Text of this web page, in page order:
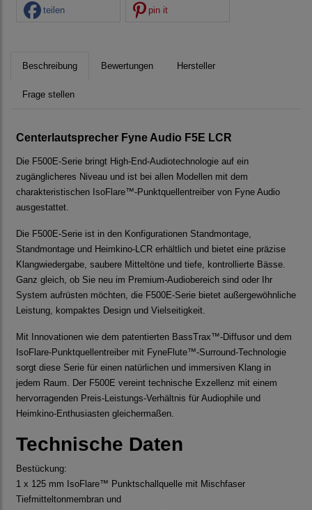
teilen pin it
Beschreibung Bewertungen Hersteller
Frage stellen
Centerlautsprecher Fyne Audio F5E LCR
Die F500E-Serie bringt High-End-Audiotechnologie auf ein
zugänglicheres Niveau und ist bei allen Modellen mit dem
charakteristischen IsoFlare™-Punktquellentreiber von Fyne Audio
ausgestattet.
Die F500E-Serie ist in den Konfigurationen Standmontage,
Standmontage und Heimkino-LCR erhältlich und bietet eine präzise
Klangwiedergabe, saubere Mitteltöne und tiefe, kontrollierte Bässe.
Ganz gleich, ob Sie neu im Premium-Audiobereich sind oder Ihr
System aufrüsten möchten, die F500E-Serie bietet außergewöhnliche
Leistung, kompaktes Design und Vielseitigkeit.
Mit Innovationen wie dem patentierten BassTrax™-Diffusor und dem
IsoFlare-Punktquellentreiber mit FyneFlute™-Surround-Technologie
sorgt diese Serie für einen natürlichen und immersiven Klang in
jedem Raum. Der F500E vereint technische Exzellenz mit einem
hervorragenden Preis-Leistungs-Verhältnis für Audiophile und
Heimkino-Enthusiasten gleichermaßen.
Technische Daten
Bestückung:
1 x 125 mm IsoFlare™ Punktschallquelle mit Mischfaser
Tiefmitteltonmembran und